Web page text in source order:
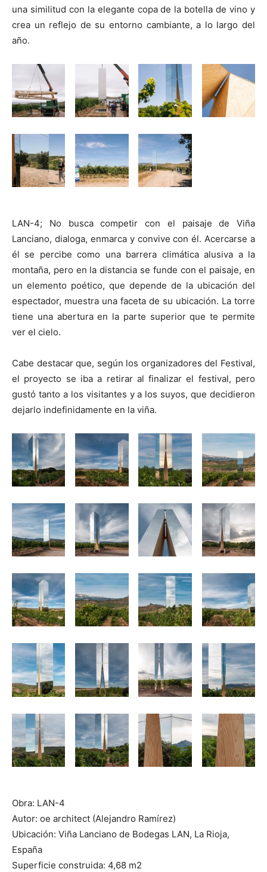
una similitud con la elegante copa de la botella de vino y
crea un reflejo de su entorno cambiante, a lo largo del
año.
LAN-4; No busca competir con el paisaje de Viña
Lanciano, dialoga, enmarca y convive con él. Acercarse a
él se percibe como una barrera climática alusiva a la
montaña, pero en la distancia se funde con el paisaje, en
un elemento poético, que depende de la ubicación del
espectador, muestra una faceta de su ubicación. La torre
tiene una abertura en la parte superior que te permite
ver el cielo.
Cabe destacar que, según los organizadores del Festival,
el proyecto se iba a retirar al finalizar el festival, pero
gustó tanto a los visitantes y a los suyos, que decidieron
dejarlo indefinidamente en la viña.
Obra: LAN-4
Autor: oe architect (Alejandro Ramírez)
Ubicación: Viña Lanciano de Bodegas LAN, La Rioja,
España
Superficie construida: 4,68 m2